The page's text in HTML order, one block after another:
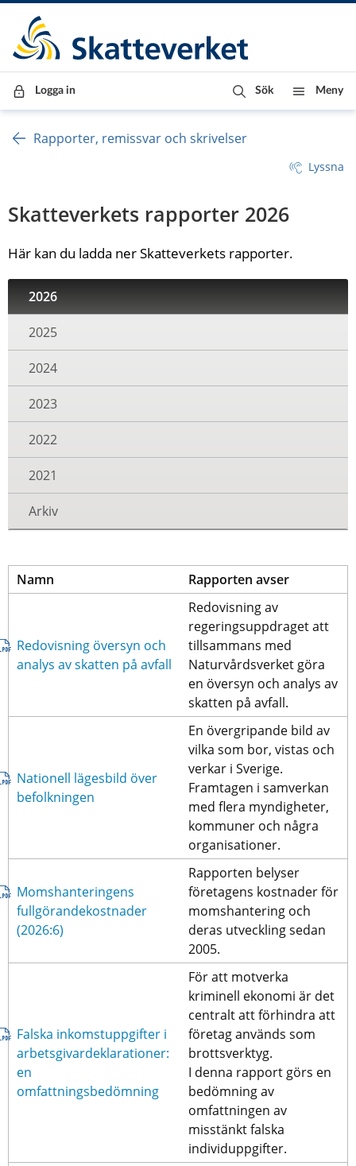
Till innehåll
Till navigationen
Till chattrobot
Logga in Sök Meny
Rapporter, remissvar och skrivelser
Lyssna
Skatteverkets rapporter 2026
Här kan du ladda ner Skatteverkets rapporter.
2026
2025
2024
2023
2022
2021
Arkiv
Namn Rapporten avser
Redovisning översyn och
analys av skatten på avfall pdf, 854 kB.
Redovisning av
regeringsuppdraget att
tillsammans med
Naturvårdsverket göra
en översyn och analys av
skatten på avfall.
Nationell lägesbild över
befolkningen
En övergripande bild av
vilka som bor, vistas och
verkar i Sverige.
Framtagen i samverkan
med flera myndigheter,
kommuner och några
organisationer.
Momshanteringens
fullgörandekostnader
(2026:6)
Rapporten belyser
företagens kostnader för
momshantering och
deras utveckling sedan
2005.
Falska inkomstuppgifter i
arbetsgivardeklarationer:
en
omfattningsbedömningpdf, 727 kB.
För att motverka
kriminell ekonomi är det
centralt att förhindra att
företag används som
brottsverktyg.
I denna rapport görs en
bedömning av
omfattningen av
misstänkt falska
individuppgifter.